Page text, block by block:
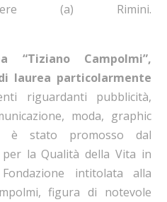
(a) Rimini.
Campolmi”,
laurea particolarmente
riguardanti pubblicità,
moda, graphic
è stato promosso dal
la Qualità della Vita in
intitolata alla
figura di notevole